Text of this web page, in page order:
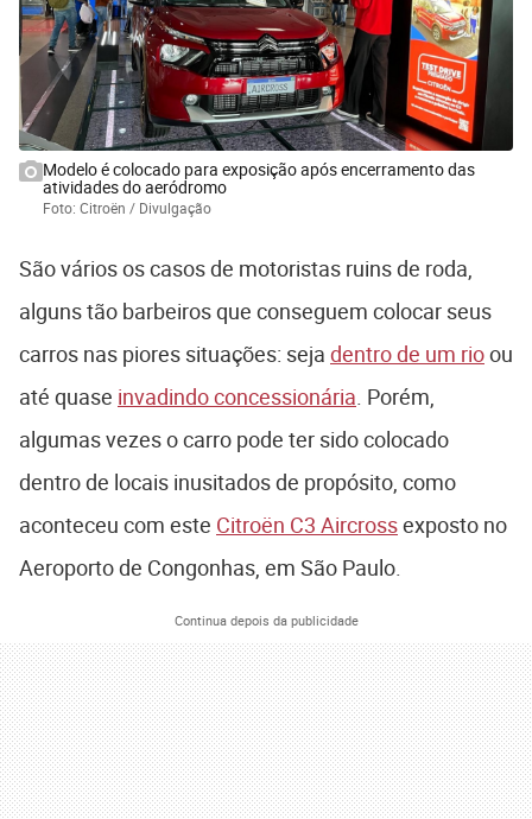
Modelo é colocado para exposição após encerramento das
atividades do aeródromo
Foto: Citroën / Divulgação
São vários os casos de motoristas ruins de roda,
alguns tão barbeiros que conseguem colocar seus
carros nas piores situações: seja dentro de um rioou
até quase invadindo concessionária . Porém,
algumas vezes o carro pode ter sido colocado
dentro de locais inusitados de propósito, como
aconteceu com este Citroën C3 Aircrossexposto no
Aeroporto de Congonhas, em São Paulo.
Continua depois da publicidade